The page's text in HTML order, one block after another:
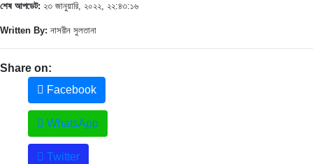
শেষ আপডেট: ২৩ জানুয়ারি, ২০২২, ২২:৪৩:১৬
Written By: নাসরীন সুলতানা
Share on:
Facebook
WhatsApp
Twitter